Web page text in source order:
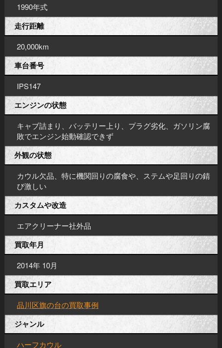
1990年式
走行距離
20,000km
車台番号
IPS147
エンジンの状態
キャブ詰まり、バッテリー上り、プラグ劣化、ガソリン腐
敗でエンジン始動確認できず
外観の状態
カウル欠品、特に機関回りの腐食や、ステムや足回りの錆
び激しい
カスタムや改造
エアクリーナー社外品
買取年月
2014年 10月
買取エリア
品川区旗の台の買取事例
ジャンル
ハーフカウル